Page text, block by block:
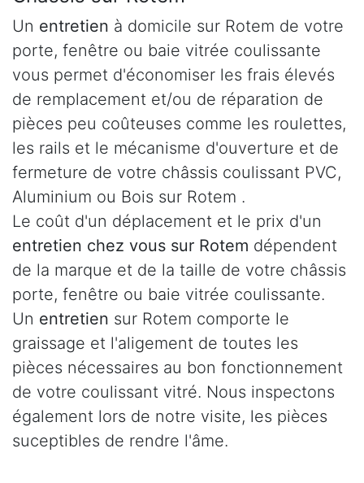
Un entretien à domicile sur Rotem de votre
porte, fenêtre ou baie vitrée coulissante
vous permet d'économiser les frais élevés
de remplacement et/ou de réparation de
pièces peu coûteuses comme les roulettes,
les rails et le mécanisme d'ouverture et de
fermeture de votre châssis coulissant PVC,
Aluminium ou Bois sur Rotem .
Le coût d'un déplacement et le prix d'un
entretien chez vous sur Rotem dépendent
de la marque et de la taille de votre châssis
porte, fenêtre ou baie vitrée coulissante.
Un entretien sur Rotem comporte le
graissage et l'aligement de toutes les
pièces nécessaires au bon fonctionnement
de votre coulissant vitré. Nous inspectons
également lors de notre visite, les pièces
suceptibles de rendre l'âme.